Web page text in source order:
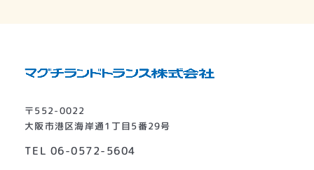
〒552-0022
大阪市港区海岸通1丁目5番29号
TEL06-0572-5604